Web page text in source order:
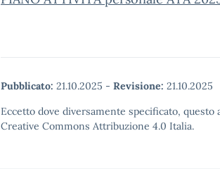
Pubblicato: 21.10.2025 - Revisione: 21.10.2025
Eccetto dove diversamente specificato,
Creative Commons Attribuzione 4.0 Italia.